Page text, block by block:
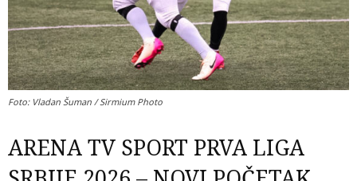
Foto: Vladan Šuman / Sirmium Photo
ARENA TV SPORT PRVA LIGA